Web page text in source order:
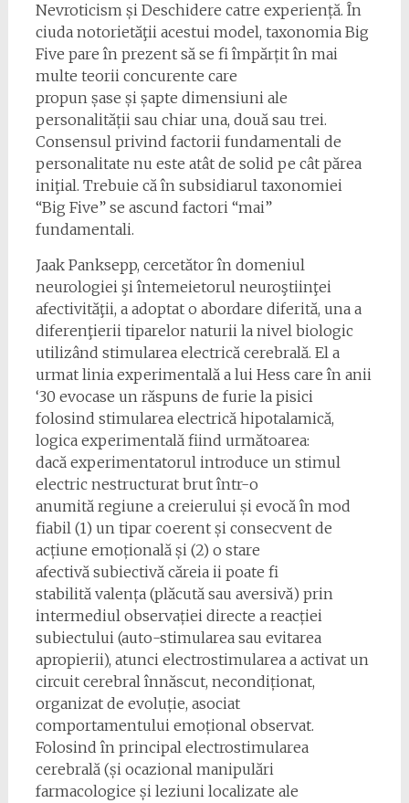
Nevroticism și Deschidere catre experiență. În
ciuda notorietăţii acestui model, taxonomia Big
Five pare în prezent să se fi împărțit în mai
multe teorii concurente care
propun șase și șapte dimensiuni ale
personalității sau chiar una, două sau trei.
Consensul privind factorii fundamentali de
personalitate nu este atât de solid pe cât părea
iniţial. Trebuie că în subsidiarul taxonomiei
“Big Five” se ascund factori “mai”
fundamentali.
Jaak Panksepp, cercetător în domeniul
neurologiei şi întemeietorul neuroştiinţei
afectivităţii, a adoptat o abordare diferită, una a
diferenţierii tiparelor naturii la nivel biologic
utilizând stimularea electrică cerebrală. El a
urmat linia experimentală a lui Hess care în anii
‘30 evocase un răspuns de furie la pisici
folosind stimularea electrică hipotalamică,
logica experimentală fiind următoarea:
dacă experimentatorul introduce un stimul
electric nestructurat brut într-o
anumită regiune a creierului și evocă în mod
fiabil (1) un tipar coerent și consecvent de
acțiune emoțională și (2) o stare
afectivă subiectivă căreia ii poate fi
stabilită valența (plăcută sau aversivă) prin
intermediul observației directe a reacției
subiectului (auto-stimularea sau evitarea
apropierii), atunci electrostimularea a activat un
circuit cerebral înnăscut, necondiționat,
organizat de evoluție, asociat
comportamentului emoțional observat.
Folosind în principal electrostimularea
cerebrală (și ocazional manipulări
farmacologice și leziuni localizate ale